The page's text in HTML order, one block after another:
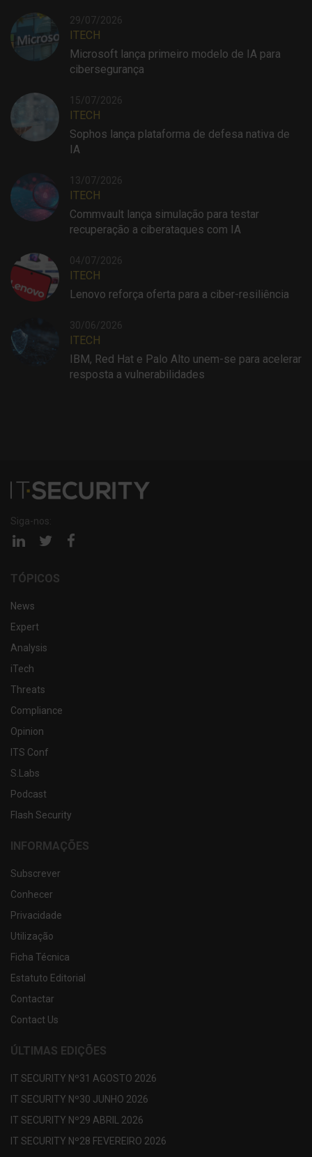
29/07/2026
ITECH
Microsoft lança primeiro modelo de IA para
cibersegurança
15/07/2026
ITECH
Sophos lança plataforma de defesa nativa de
IA
13/07/2026
ITECH
Commvault lança simulação para testar
recuperação a ciberataques com IA
04/07/2026
ITECH
Lenovo reforça oferta para a ciber-resiliência
30/06/2026
ITECH
IBM, Red Hat e Palo Alto unem-se para acelerar
resposta a vulnerabilidades
Siga-nos:
Página Página
TÓPICOS
News
Expert
Analysis
iTech
Threats
Compliance
Opinion
ITS Conf
S.Labs
Podcast
Flash Security
INFORMAÇÕES
Subscrever
Conhecer
Privacidade
Utilização
Ficha Técnica
Estatuto Editorial
Contactar
Contact Us
ÚLTIMAS EDIÇÕES
IT SECURITY Nº31 AGOSTO 2026
IT SECURITY Nº30 JUNHO 2026
IT SECURITY Nº29 ABRIL 2026
IT SECURITY Nº28 FEVEREIRO 2026